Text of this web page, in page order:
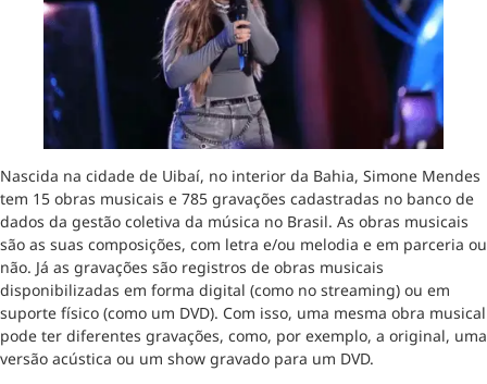
Nascida na cidade de Uibaí, no interior da Bahia, Simone Mendes
tem 15 obras musicais e 785 gravações cadastradas no banco de
dados da gestão coletiva da música no Brasil. As obras musicais
são as suas composições, com letra e/ou melodia e em parceria ou
não. Já as gravações são registros de obras musicais
disponibilizadas em forma digital (como no streaming) ou em
suporte físico (como um DVD). Com isso, uma mesma obra musical
pode ter diferentes gravações, como, por exemplo, a original, uma
versão acústica ou um show gravado para um DVD.